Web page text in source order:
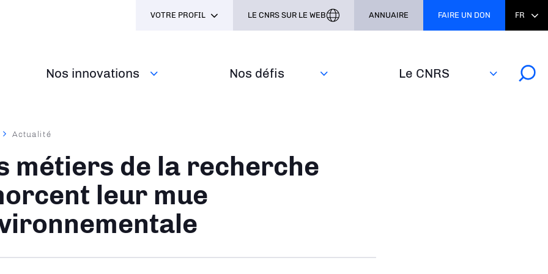
Nos innovations Nos défis‎ Le CNRS
VOTRE PROFIL LE CNRS SUR LE WEB ANNUAIRE FAIRE UN DON FR
Actualité
métiers de la recherche
leur mue